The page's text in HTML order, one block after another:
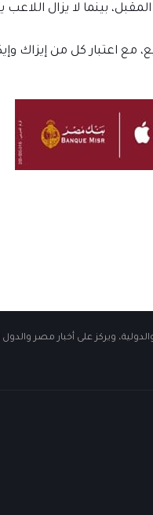
بينما لا يزال
مع اعتبار كل من إيزاك
ويركز على أخبار مصر والدول